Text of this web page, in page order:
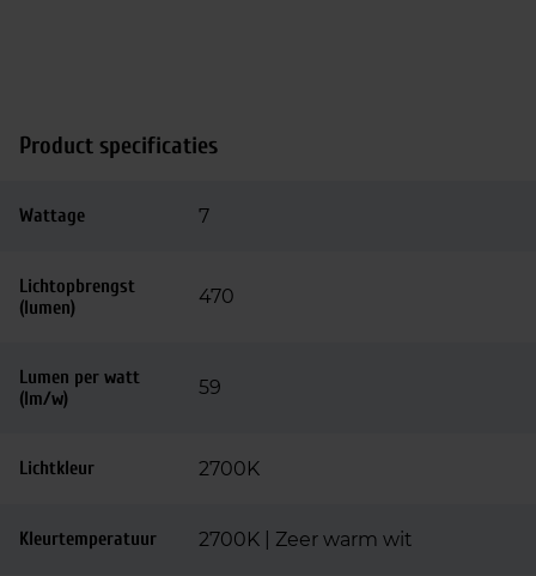
Product specificaties
Wattage 7
Lichtopbrengst
(lumen)
470
Lumen per watt
(lm/w)
59
Lichtkleur 2700K
Kleurtemperatuur 2700K | Zeer warm wit